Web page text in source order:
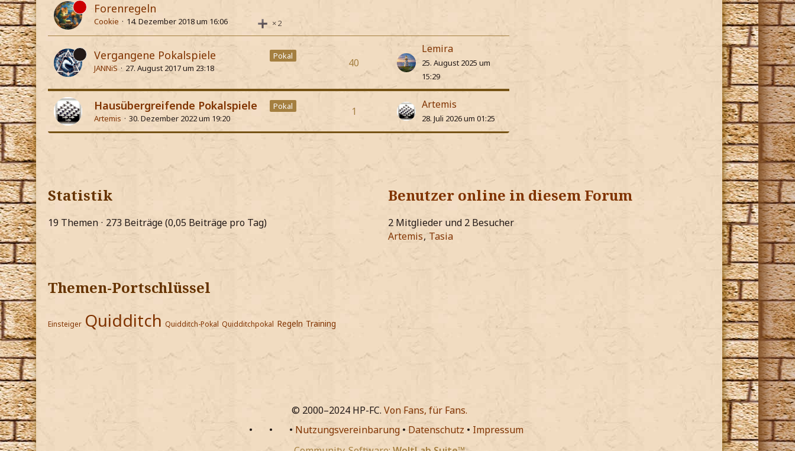
Forenregeln
2
Cookie 14. Dezember 2018 um 16:06
Pokal
Vergangene Pokalspiele
JANNiS 27. August 2017 um 23:18 40
Lemira
25. August 2025 um
15:29
Pokal
Hausübergreifende Pokalspiele
Artemis 30. Dezember 2022 um 19:20
1
Artemis
28. Juli 2026 um 01:25
Statistik
19 Themen 273 Beiträge (0,05 Beiträge pro Tag)
Benutzer online in diesem Forum
2 Mitglieder und 2 Besucher
Artemis Tasia
Themen-Portschlüssel
Einsteiger Quidditch Quidditch-Pokal Quidditchpokal Regeln Training
© 2000–2024 HP-FC. Von Fans, für Fans.
•
• • Nutzungsvereinbarung • Datenschutz • Impressum